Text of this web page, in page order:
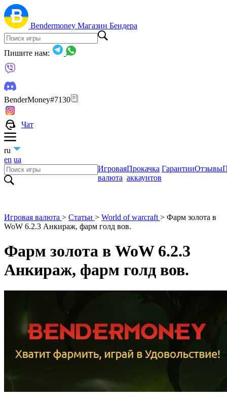
Bendermoney Магазин Бендера
Пишите нам:
BenderMoney#7130
Чат
ru
en ua
Игровая
валюта
Прокачка
аккаунтов
ГарантииОтзывы
Игровая валюта > Статьи > World of warcraft > Фарм золота в
WoW 6.2.3 Анкираж, фарм голд вов.
Фарм золота в WoW 6.2.3
Анкираж, фарм голд вов.